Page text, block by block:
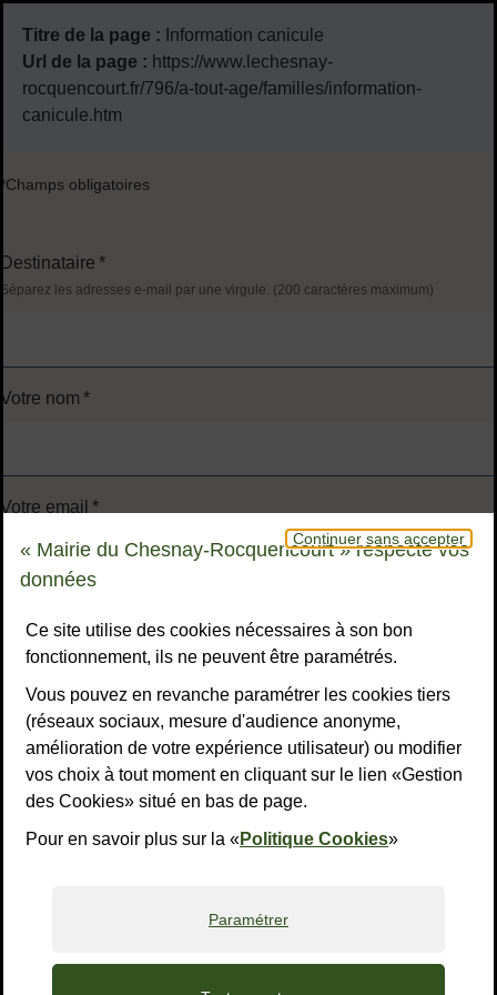
Continuer sans accepter
« Mairie du Chesnay-Rocquencourt » respecte vos
données
Ce site utilise des cookies nécessaires à son bon
fonctionnement, ils ne peuvent être paramétrés.
Vous pouvez en revanche paramétrer les cookies tiers
(réseaux sociaux, mesure d'audience anonyme,
amélioration de votre expérience utilisateur) ou modifier
vos choix à tout moment en cliquant sur le lien «Gestion
des Cookies» situé en bas de page.
Pour en savoir plus sur la «Politique Cookies»
Paramétrer
Titre de la page : Information canicule
Url de la page : https://www.lechesnay-
rocquencourt.fr/796/a-tout-age/familles/information-
canicule.htm
*Champs obligatoires
Destinataire *
Séparez les adresses e-mail par une virgule. (200 caractères maximum)
Votre nom *
Votre email *
Validation*
À des fins de sécurité, veuillez sélectionner les
caractères de la série.